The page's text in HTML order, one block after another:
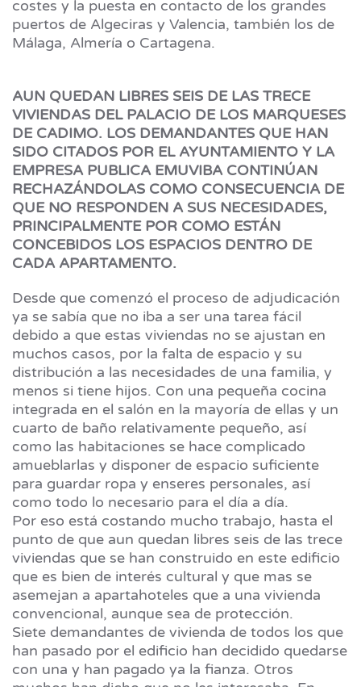
costes y la puesta en contacto de los grandes
puertos de Algeciras y Valencia, también los de
Málaga, Almería o Cartagena.
AUN QUEDAN LIBRES SEIS DE LAS TRECE
VIVIENDAS DEL PALACIO DE LOS MARQUESES
DE CADIMO. LOS DEMANDANTES QUE HAN
SIDO CITADOS POR EL AYUNTAMIENTO Y LA
EMPRESA PUBLICA EMUVIBA CONTINÚAN
RECHAZÁNDOLAS COMO CONSECUENCIA DE
QUE NO RESPONDEN A SUS NECESIDADES,
PRINCIPALMENTE POR COMO ESTÁN
CONCEBIDOS LOS ESPACIOS DENTRO DE
CADA APARTAMENTO.
Desde que comenzó el proceso de adjudicación
ya se sabía que no iba a ser una tarea fácil
debido a que estas viviendas no se ajustan en
muchos casos, por la falta de espacio y su
distribución a las necesidades de una familia, y
menos si tiene hijos. Con una pequeña cocina
integrada en el salón en la mayoría de ellas y un
cuarto de baño relativamente pequeño, así
como las habitaciones se hace complicado
amueblarlas y disponer de espacio suficiente
para guardar ropa y enseres personales, así
como todo lo necesario para el día a día.
Por eso está costando mucho trabajo, hasta el
punto de que aun quedan libres seis de las trece
viviendas que se han construido en este edificio
que es bien de interés cultural y que mas se
asemejan a apartahoteles que a una vivienda
convencional, aunque sea de protección.
Siete demandantes de vivienda de todos los que
han pasado por el edificio han decidido quedarse
con una y han pagado ya la fianza. Otros